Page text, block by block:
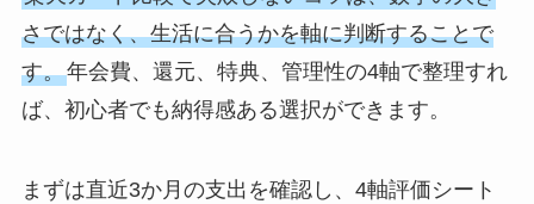
さではなく、生活に合うかを軸に判断することで
す。年会費、還元、特典、管理性の4軸で整理すれ
ば、初心者でも納得感ある選択ができます。
まずは直近3か月の支出を確認し、4軸評価シート